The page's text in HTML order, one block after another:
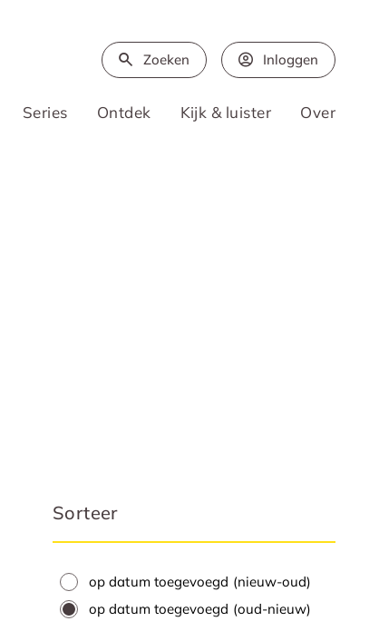
Zoeken Inloggen
Series Ontdek Kijk & luister Over
Sorteer
op datum toegevoegd (nieuw-oud)
op datum toegevoegd (oud-nieuw)